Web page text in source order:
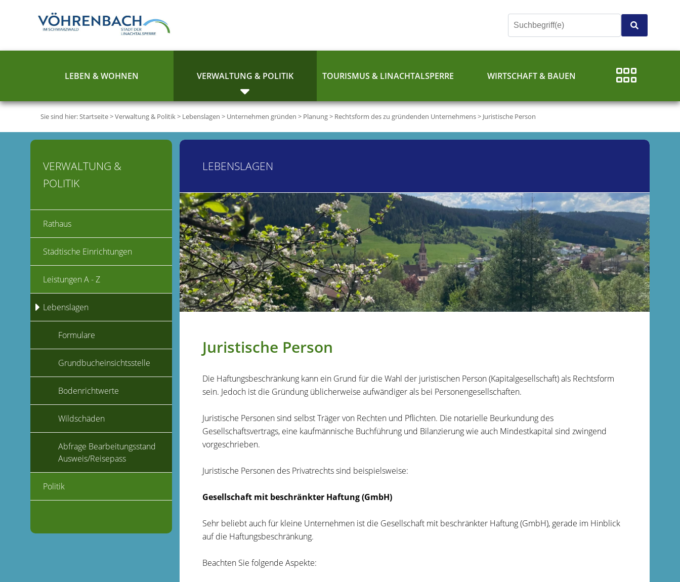
LEBEN & WOHNEN VERWALTUNG & POLITIK TOURISMUS & LINACHTALSPERRE WIRTSCHAFT & BAUEN
Sie sind hier:Startseite>Verwaltung & Politik> Lebenslagen > Unternehmen gründen > Planung> Rechtsform des zu gründenden Unternehmens> Juristische Person
LEBENSLAGEN
Juristische Person
Die Haftungsbeschränkung kann ein Grund für die Wahl der juristischen Person (Kapitalgesellschaft) als Rechtsform
sein. Jedoch ist die Gründung üblicherweise aufwändiger als bei Personengesellschaften.
Juristische Personen sind selbst Träger von Rechten und Pflichten. Die notarielle Beurkundung des
Gesellschaftsvertrags, eine kaufmännische Buchführung und Bilanzierung wie auch Mindestkapital sind zwingend
vorgeschrieben.
Juristische Personen des Privatrechts sind beispielsweise:
Gesellschaft mit beschränkter Haftung (GmbH)
Sehr beliebt auch für kleine Unternehmen ist die Gesellschaft mit beschränkter Haftung (GmbH), gerade im Hinblick
auf die Haftungsbeschränkung.
Beachten Sie folgende Aspekte:
VERWALTUNG &
POLITIK
Rathaus
Städtische Einrichtungen
Leistungen A - Z
Lebenslagen
Formulare
Grundbucheinsichtsstelle
Bodenrichtwerte
Wildschäden
Abfrage Bearbeitungsstand
Ausweis/Reisepass
Politik